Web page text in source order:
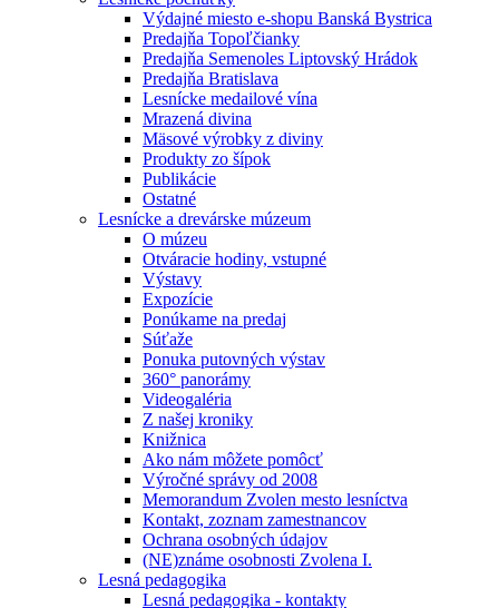
Výdajné miesto e-shopu Banská Bystrica
Predajňa Topoľčianky
Predajňa Semenoles Liptovský Hrádok
Predajňa Bratislava
Lesnícke medailové vína
Mrazená divina
Mäsové výrobky z diviny
Produkty zo šípok
Publikácie
Ostatné
Lesnícke a drevárske múzeum
O múzeu
Otváracie hodiny, vstupné
Výstavy
Expozície
Ponúkame na predaj
Súťaže
Ponuka putovných výstav
360° panorámy
Videogaléria
Z našej kroniky
Knižnica
Ako nám môžete pomôcť
Výročné správy od 2008
Memorandum Zvolen mesto lesníctva
Kontakt, zoznam zamestnancov
Ochrana osobných údajov
(NE)známe osobnosti Zvolena I.
Lesná pedagogika
Lesná pedagogika - kontakty